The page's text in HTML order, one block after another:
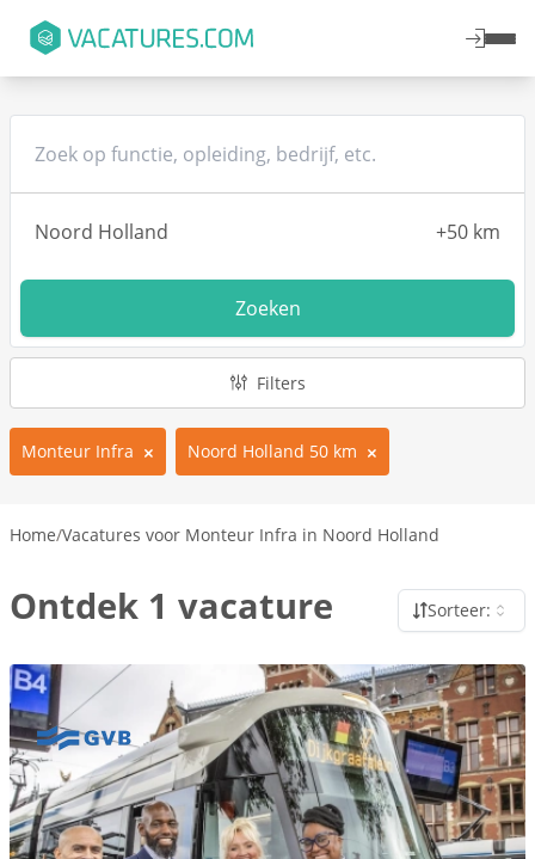
Zoeken
Filters
Monteur Infra Noord Holland 50 km
Home/Vacatures voor Monteur Infra in Noord Holland
Ontdek 1 vacature Sorteer: